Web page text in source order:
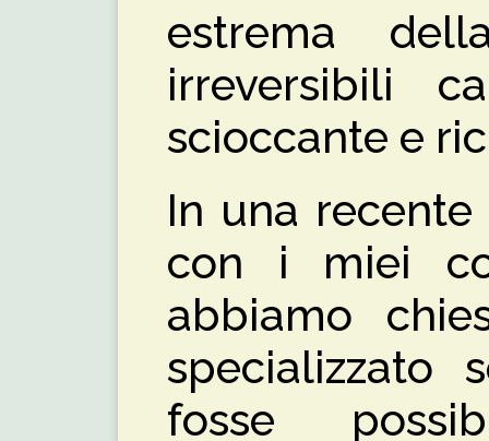
estrema
irreversibili
scioccante e
In una
con i miei
abbiamo
specializzato
fosse